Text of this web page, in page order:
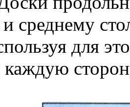
среднему
для
каждую